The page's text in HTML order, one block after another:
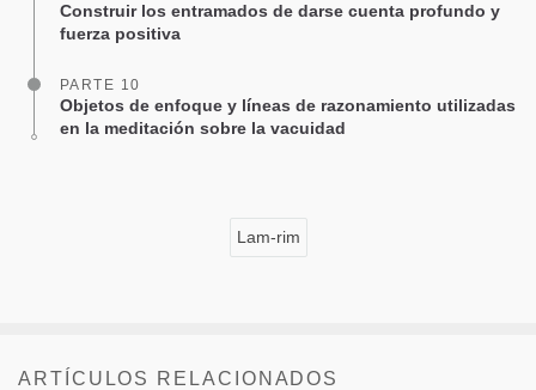
Construir los entramados de darse cuenta profundo y
fuerza positiva
PARTE 10
Objetos de enfoque y líneas de razonamiento utilizadas
en la meditación sobre la vacuidad
Lam-rim
ARTÍCULOS RELACIONADOS